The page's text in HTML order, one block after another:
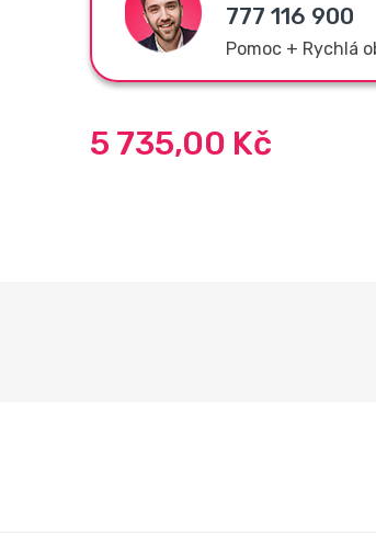
777 116 900
Pomoc + Rychlá
5 735,00 Kč